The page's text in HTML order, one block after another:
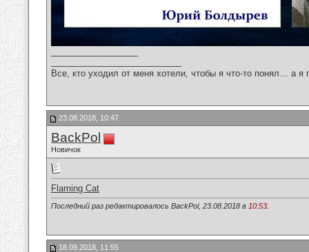
Все, кто уходил от меня хотели, чтобы я что-то понял… а
23.08.2018, 10:47
BackPol
Новичок
Flaming Cat
Последний раз редактировалось BackPol, 23.08.2018 в 10:53
18.09.2018, 11:55